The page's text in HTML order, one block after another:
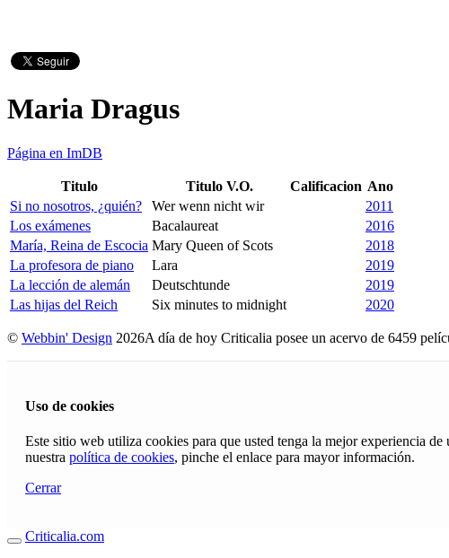
Maria Dragus
Página en ImDB
Titulo Titulo V.O. Calificacion Ano
Si no nosotros, ¿quién?
Wer wenn nicht wir
2011
Los exámenes
Bacalaureat
2016
María, Reina de Escocia Mary Queen of Scots
2018
La profesora de piano
Lara
2019
La lección de alemán
Deutschtunde
2019
Las hijas del Reich
Six minutes to midnight 2020
© Webbin' Design 2026A día de hoy Criticalia posee un acervo de 6459
Uso de cookies
Este sitio web utiliza cookies para que usted tenga la mejor experiencia
nuestra política de cookies, pinche el enlace para mayor información.
Cerrar
Criticalia.com